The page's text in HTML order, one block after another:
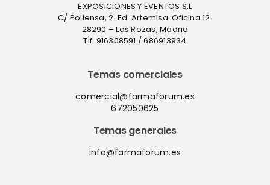
EXPOSICIONES Y EVENTOS S.L
C/ Pollensa, 2. Ed. Artemisa. Oficina 12.
28290 – Las Rozas, Madrid
Tlf. 916308591 / 686913934
Temas comerciales
comercial@farmaforum.es
672050625
Temas generales
info@farmaforum.es